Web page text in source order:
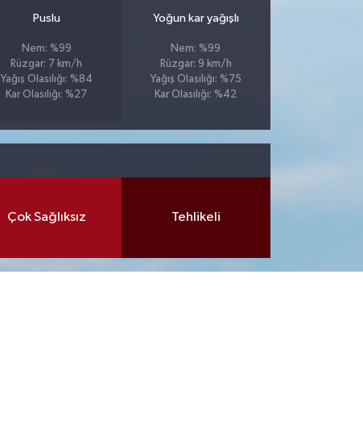
Puslu
Nem: %99
Rüzgar: 7 km/h
Yağış Olasılığı: %84
Kar Olasılığı: %27
Yoğun kar yağışlı
Nem: %99
Rüzgar: 9 km/h
Yağış Olasılığı: %75
Kar Olasılığı: %42
Çok Sağlıksız Tehlikeli